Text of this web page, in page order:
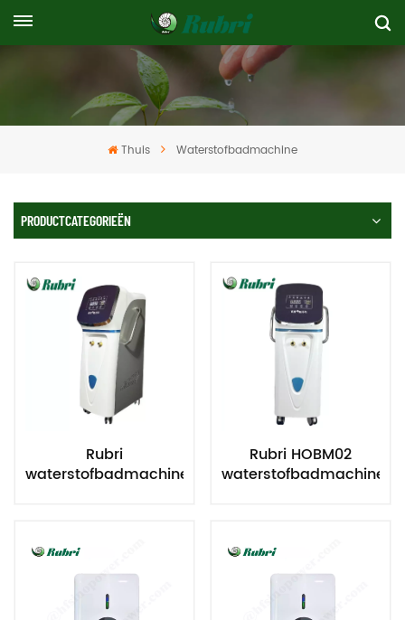
Thuis Waterstofbadmachine
PRODUCTCATEGORIEËN
Rubri
waterstofbadmachine,
met waterstof,
wellnessapparaat
met hoge
waterstofconcentratie.
Rubri HOBM02
waterstofbadmachine,
met waterstof,
wellnessapparaat
voor waterstofbaden
met hoge